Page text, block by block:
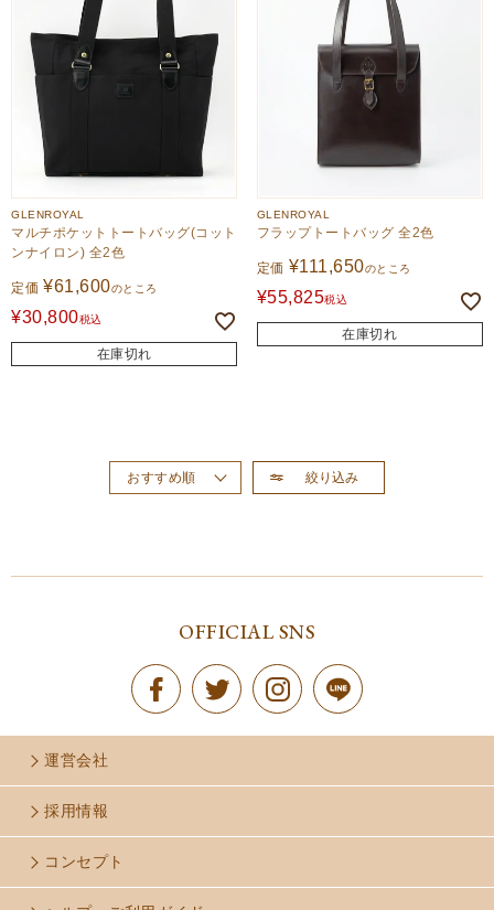
GLENROYAL
マルチポケットトートバッグ(コット
ンナイロン) 全2色
定価 ¥61,600のところ
¥30,800税込
在庫切れ
GLENROYAL
フラップトートバッグ 全2色
定価 ¥111,650のところ
¥55,825税込
在庫切れ
絞り込み
おすすめ順
OFFICIAL SNS
運営会社
採用情報
コンセプト